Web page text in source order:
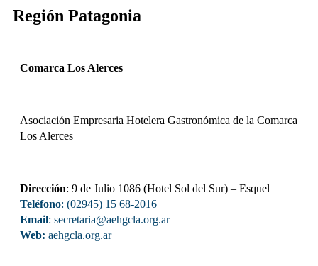
Región Patagonia
Comarca Los Alerces
Asociación Empresaria Hotelera Gastronómica de la Comarca
Los Alerces
Dirección: 9 de Julio 1086 (Hotel Sol del Sur) – Esquel
Teléfono: (02945) 15 68-2016
Email: secretaria@aehgcla.org.ar
Web: aehgcla.org.ar